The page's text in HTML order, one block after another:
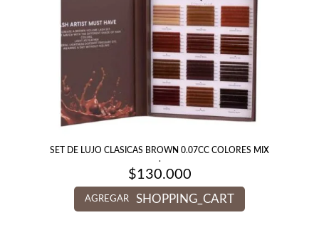
SET DE LUJO CLASICAS BROWN 0.07CC COLORES MIX
.
$130.000
AGREGAR SHOPPING_CART